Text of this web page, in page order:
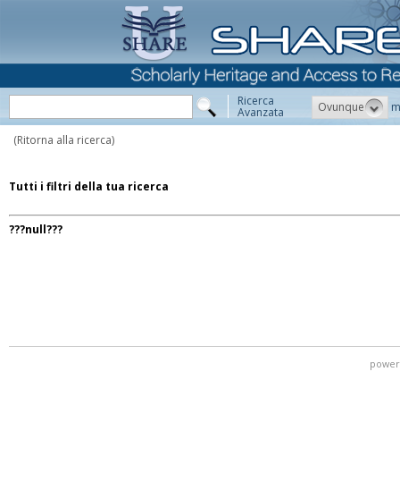
Ricerca
Avanzata Ovunque
(Ritorna alla ricerca)
Tutti i filtri della tua ricerca
???null???